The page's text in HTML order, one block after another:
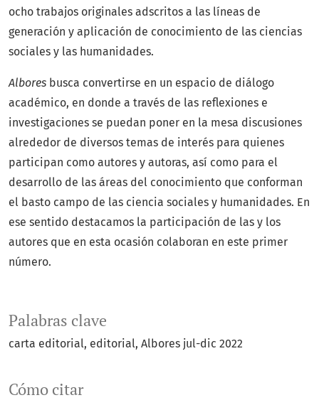
Palabras clave
carta editorial editorial Albores jul-dic 2022
Cómo citar
ocho trabajos originales adscritos a las líneas de
generación y aplicación de conocimiento de las ciencias
sociales y las humanidades.
Albores busca convertirse en un espacio de diálogo
académico, en donde a través de las reflexiones e
investigaciones se puedan poner en la mesa discusiones
alrededor de diversos temas de interés para quienes
participan como autores y autoras, así como para el
desarrollo de las áreas del conocimiento que conforman
el basto campo de las ciencia sociales y humanidades. En
ese sentido destacamos la participación de las y los
autores que en esta ocasión colaboran en este primer
número.